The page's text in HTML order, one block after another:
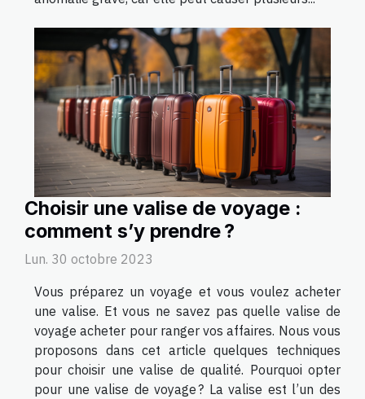
Choisir une valise de voyage :
comment s’y prendre ?
Lun. 30 octobre 2023
Vous préparez un voyage et vous voulez acheter
une valise. Et vous ne savez pas quelle valise de
voyage acheter pour ranger vos affaires. Nous vous
proposons dans cet article quelques techniques
pour choisir une valise de qualité. Pourquoi opter
pour une valise de voyage ? La valise est l’un des